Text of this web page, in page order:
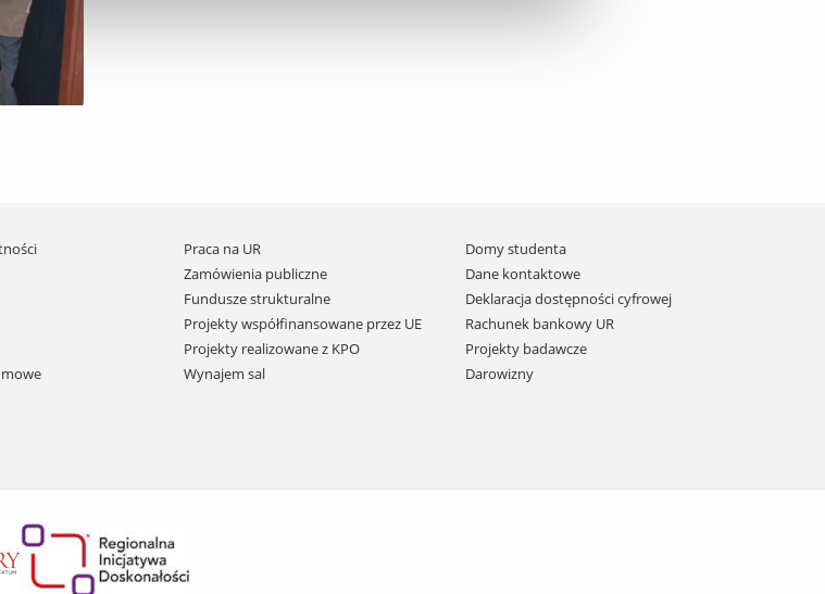
Praca na UR
Zamówienia publiczne
Fundusze strukturalne
Projekty współfinansowane przez UE
Projekty realizowane z KPO
Wynajem sal
Domy studenta
Dane kontaktowe
Deklaracja dostępności cyfrowej
Rachunek bankowy UR
Projekty badawcze
Darowizny